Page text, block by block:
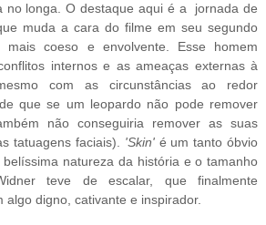
no longa. O destaque aqui é a jornada de
muda a cara do filme em seu segundo
mais coeso e envolvente. Esse homem
internos e as ameaças externas à
com as circunstâncias ao redor
que se um leopardo não pode remover
não conseguiria remover as suas
tatuagens faciais). 'Skin' é um tanto óbvio
natureza da história e o tamanho
teve de escalar, que finalmente
digno, cativante e inspirador.